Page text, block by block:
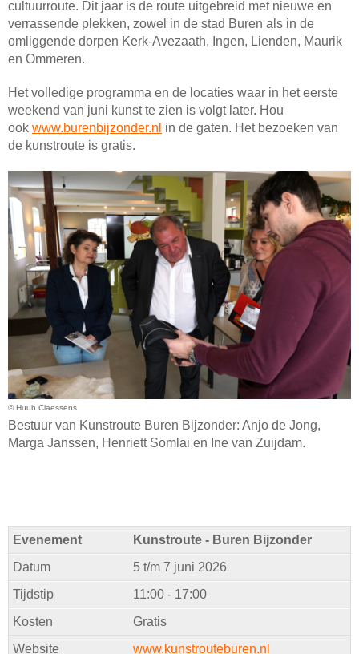
cultuurroute. Dit jaar is de route uitgebreid met nieuwe en
verrassende plekken, zowel in de stad Buren als in de
omliggende dorpen Kerk-Avezaath, Ingen, Lienden, Maurik
en Ommeren.
Het volledige programma en de locaties waar in het eerste
weekend van juni kunst te zien is volgt later. Hou
ook www.burenbijzonder.nl in de gaten. Het bezoeken van
de kunstroute is gratis.
© Huub Claessens
Bestuur van Kunstroute Buren Bijzonder: Anjo de Jong,
Marga Janssen, Henriett Somlai en Ine van Zuijdam.
Evenement
Kunstroute - Buren Bijzonder
Datum
5 t/m 7 juni 2026
Tijdstip
11:00 - 17:00
Kosten
Gratis
Website
www.kunstrouteburen.nl